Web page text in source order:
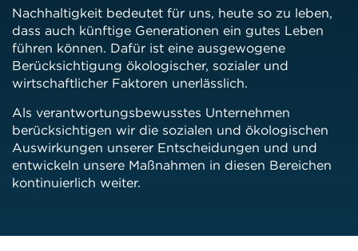
Nachhaltigkeit bedeutet für uns, heute so zu leben,
dass auch künftige Generationen ein gutes Leben
führen können. Dafür ist eine ausgewogene
Berücksichtigung ökologischer, sozialer und
wirtschaftlicher Faktoren unerlässlich.
Als verantwortungsbewusstes Unternehmen
berücksichtigen wir die sozialen und ökologischen
Auswirkungen unserer Entscheidungen und und
entwickeln unsere Maßnahmen in diesen Bereichen
kontinuierlich weiter.